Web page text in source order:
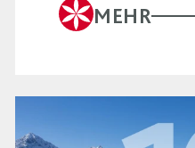
MEHR